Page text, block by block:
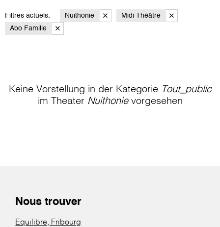
Filtres actuels: Nuithonie
Midi Théâtre
Abo Famille
Keine Vorstellung in der Kategorie Tout_public
im Theater Nuithonievorgesehen
Nous trouver
Equilibre, Fribourg